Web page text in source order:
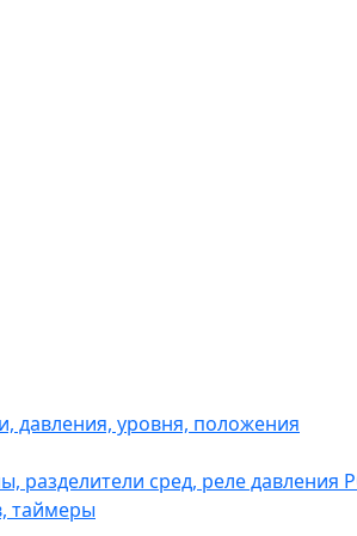
давления, уровня, положения
разделители сред, реле давления
таймеры